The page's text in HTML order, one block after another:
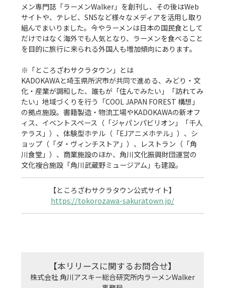
メン専門誌「ラーメンWalker」を創刊し、その後はWeb
サイトや、テレビ、SNSなど様々なメディアを活用し取り
組んでまいりました。今やラーメンは日本の国民食として
だけではなく海外でも人気となり、ラーメンを食べること
を目的に旅行に来られる外国人も増加傾向にあります。
※「ところざわサクラタウン」とは
KADOKAWAと埼玉県所沢市が共同で進める、みどり・文
化・産業が調和した、誰もが「住んでみたい」「訪れてみ
たい」地域づくりを行う「COOL JAPAN FOREST 構想」
の拠点施設。書籍製造・物流工場やKADOKAWAの新オフ
ィス、イベントスペース（「ジャパンパビリオン」「千人
テラス」）、体験型ホテル（「EJアニメホテル」）、シ
ョップ（「ダ・ヴィンチストア」）、レストラン（「角
川食堂」）、商業施設のほか、角川文化振興財団運営の
https://tokorozawa-sakuratown.jp/
【本リリースに関するお問合せ】
株式会社 角川アスキー総合研究所内ラーメンWalker